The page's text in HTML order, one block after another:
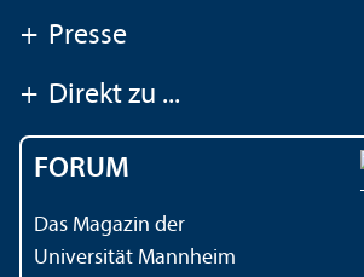
+ Presse
+ Direkt zu ...
FORUM
Das Magazin der
Universität Mannheim